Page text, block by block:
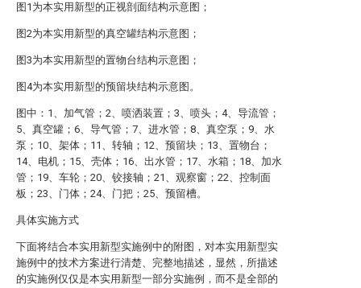
图1为本实用新型的正视剖面结构示意图；
图2为本实用新型的真空罐结构示意图；
图3为本实用新型的置物台结构示意图；
图4为本实用新型的预留块结构示意图。
图中：1、加气管；2、喷洒装置；3、喷头；4、导流管；
5、真空罐；6、导气管；7、进水管；8、真空泵；9、水
泵；10、架体；11、转轴；12、预留块；13、置物台；
14、电机；15、壳体；16、出水管；17、水箱；18、加水
管；19、车轮；20、铰接轴；21、观察窗；22、控制面
板；23、门体；24、门把；25、预留槽。
具体实施方式
下面将结合本实用新型实施例中的附图，对本实用新型实
施例中的技术方案进行清楚、完整地描述，显然，所描述
的实施例仅仅是本实用新型一部分实施例，而不是全部的